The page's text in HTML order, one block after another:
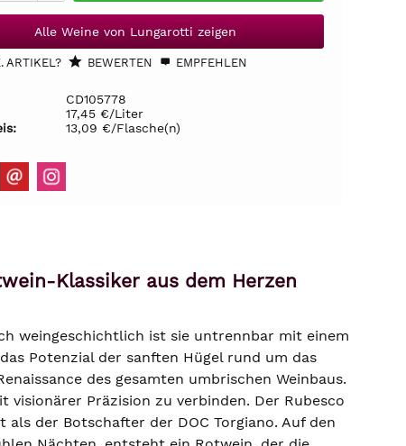
Alle Weine von Lungarotti zeigen
ARTIKEL? BEWERTEN EMPFEHLEN
CD105778
17,45 €/Liter
13,09 €/Flasche(n)
Klassiker aus dem Herzen
weingeschichtlich ist sie untrennbar mit einem
Potenzial der sanften Hügel rund um das
des gesamten umbrischen Weinbaus.
Präzision zu verbinden. Der Rubesco
der Botschafter der DOC Torgiano. Auf den